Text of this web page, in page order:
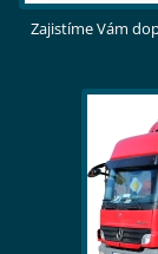
Zajistíme Vám